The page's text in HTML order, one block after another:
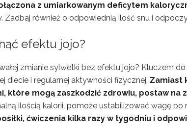
z umiarkowanym deficytem
Zadbaj również o odpowiednią ilość snu i
efektu jojo?
zmianie sylwetki bez efektu jojo? Kluczem
diecie i regularnej aktywności fizycznej. Zamiast
które mogą zaszkodzić zdrowiu, postaw na
ilością kalorii, pomoże ustabilizować wagę po
ćwiczenia kilka razy w tygodniu i